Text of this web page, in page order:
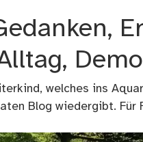
welches ins
Blog wiedergibt.